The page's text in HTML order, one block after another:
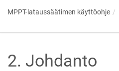
MPPT-lataussäätimen käyttöohje
2. Johdanto